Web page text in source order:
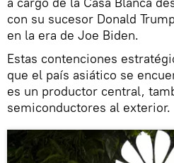
con su sucesor Donald
en la era de Joe Biden.
Estas contenciones
que el país asiático se
es un productor central,
semiconductores al exterior.